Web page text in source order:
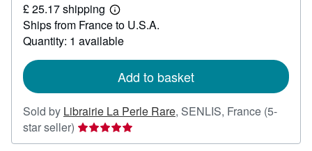
52.93
£ 25.17 shipping
Learn
more
about
shipping
Ships from France to U.S.A.
Quantity: 1 available
Add to basket
Sold by Librairie La Perle Rare, SENLIS, France (5-
star seller) Seller
rating